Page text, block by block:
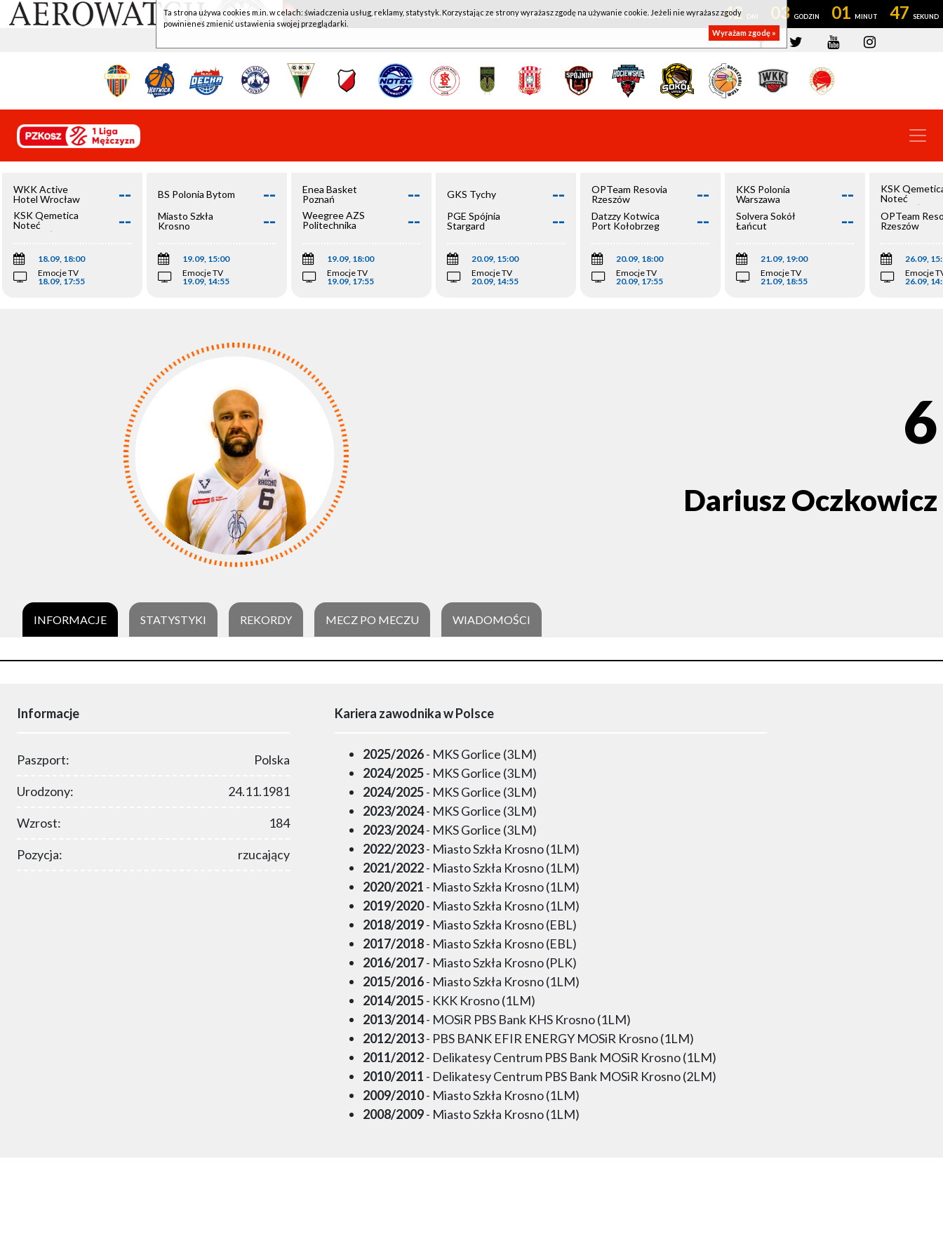
WKK ACTIVE HOTEL WROCŁAW - KSK QEMETICA NOTEĆ INOWROCŁAW 42 03 01 47
WKK Active
Hotel Wrocław
--
KSK Qemetica
Noteć
Inowrocław
--
18.09, 18:00
Emocje TV
18.09, 17:55
BS Polonia Bytom --
Miasto Szkła
Krosno
--
19.09, 15:00
Emocje TV
19.09, 14:55
Enea Basket
Poznań
--
Weegree AZS
Politechnika
--
19.09, 18:00
Emocje TV
19.09, 17:55
GKS Tychy --
PGE Spójnia
Stargard
--
20.09, 15:00
Emocje TV
20.09, 14:55
OPTeam Resovia
Rzeszów
--
Datzzy Kotwica
Port Kołobrzeg
--
20.09, 18:00
Emocje TV
20.09, 17:55
KKS Polonia
Warszawa
--
Solvera Sokół
Łańcut
--
21.09, 19:00
Emocje TV
21.09, 18:55
KSK
Noteć
Inowrocław
OPTeam
Rzeszów
26.09,
Emocje
26.09,
6
Dariusz Oczkowicz
INFORMACJE STATYSTYKI REKORDY MECZ PO MECZU WIADOMOŚCI
Informacje
Paszport: Polska
Urodzony: 24.11.1981
Wzrost: 184
Pozycja: rzucający
Kariera zawodnika w Polsce
2025/2026- MKS Gorlice (3LM)
2024/2025- MKS Gorlice (3LM)
2024/2025- MKS Gorlice (3LM)
2023/2024- MKS Gorlice (3LM)
2023/2024- MKS Gorlice (3LM)
2022/2023- Miasto Szkła Krosno (1LM)
2021/2022- Miasto Szkła Krosno (1LM)
2020/2021 - Miasto Szkła Krosno (1LM)
2019/2020- Miasto Szkła Krosno (1LM)
2018/2019- Miasto Szkła Krosno (EBL)
2017/2018- Miasto Szkła Krosno (EBL)
2016/2017- Miasto Szkła Krosno (PLK)
2015/2016- Miasto Szkła Krosno (1LM)
2014/2015- KKK Krosno (1LM)
2013/2014- MOSiR PBS Bank KHS Krosno (1LM)
2012/2013- PBS BANK EFIR ENERGY MOSiR Krosno (1LM)
2011/2012- Delikatesy Centrum PBS Bank MOSiR Krosno (1LM)
2010/2011 - Delikatesy Centrum PBS Bank MOSiR Krosno (2LM)
2009/2010- Miasto Szkła Krosno (1LM)
2008/2009- Miasto Szkła Krosno (1LM)
Ta strona używa cookies m.in. w celach: świadczenia usług, reklamy, statystyk. Korzystając ze strony wyrażasz zgodę na używanie cookie. Jeżeli nie wyrażasz zgody
powinieneś zmienić ustawienia swojej przeglądarki.
Wyrażam zgodę »